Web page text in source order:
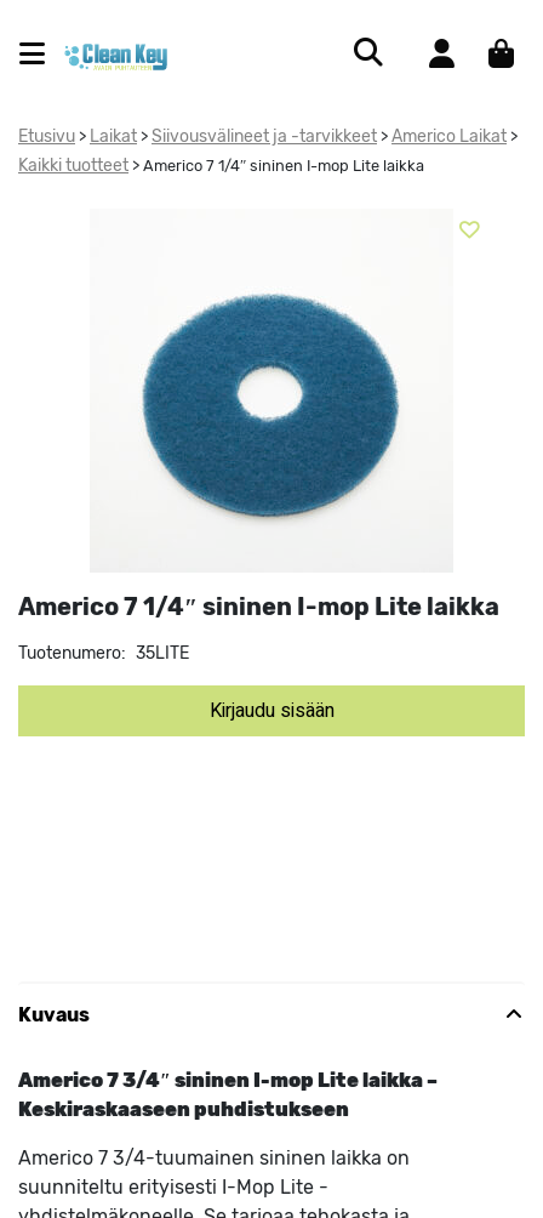
Etusivu > Laikat > Siivousvälineet ja -tarvikkeet > Americo Laikat >
Kaikki tuotteet > Americo 7 1/4″ sininen I-mop Lite laikka
Americo 7 1/4″ sininen I-mop Lite laikka
Tuotenumero: 35LITE
Kirjaudu sisään
Kuvaus
Americo 7 3/4″ sininen I-mop Lite laikka –
Keskiraskaaseen puhdistukseen
Americo 7 3/4-tuumainen sininen laikka on
suunniteltu erityisesti I-Mop Lite -